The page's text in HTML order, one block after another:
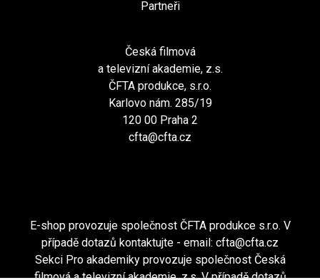
Partneři
Česká filmová
a televizní akademie, z.s.
ČFTA produkce, s.r.o.
Karlovo nám. 285/19
120 00 Praha 2
cfta@cfta.cz
E-shop provozuje společnost ČFTA produkce s.r.o. V
případě dotazů kontaktujte - email: cfta@cfta.cz
Sekci Pro akademiky provozuje společnost Česká
filmová a televizní akademie, z.s. V případě dotazů